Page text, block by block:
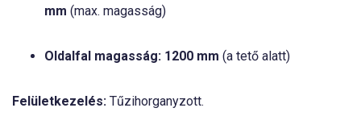
mm (max. magasság)
Oldalfal magasság: 1200 mm (a tető alatt)
Felületkezelés: Tűzihorganyzott.